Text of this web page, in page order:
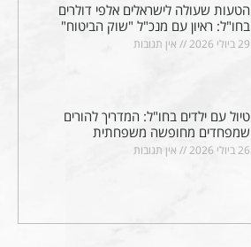
הטעות שעולה לישראלים אלפי דולרים
בחו"ל: ראיון עם מנכ"ל "שוק הביטוח"
29 ביולי 2026 אין תגובות
טיול עם ילדים בחו"ל: המדריך להורים
שמפחדים מחופשה משפחתית
26 ביולי 2026 אין תגובות